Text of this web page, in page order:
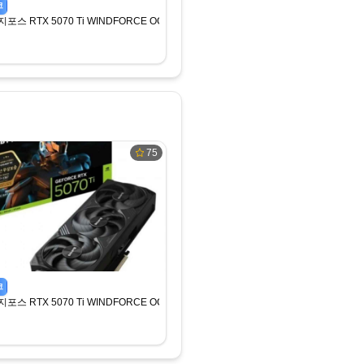
포스 RTX 5070 Ti WINDFORCE OC SFF D7 16GB 제이씨현
75
포스 RTX 5070 Ti WINDFORCE OC SFF D7 16GB 제이씨현